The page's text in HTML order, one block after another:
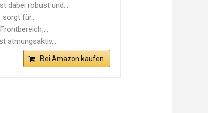
dabei robust und...
für...
atmungsaktiv,...
Bei Amazon kaufen